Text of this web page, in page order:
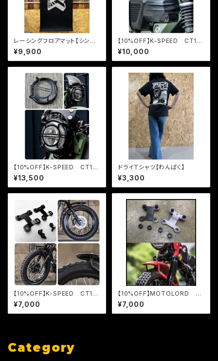
レーシングフロアマット【シンプ
ル】
¥9,900
【10%OFF】K-SPEED CT125
用エアフィルターカバー
¥10,000
【10%OFF】K-SPEED CT125
用ヘッドライトカバー
¥13,500
ドライTシャツ【わんぱく】
¥3,300
【10%OFF】K-SPEED CT125
用フロントフェンダーアップ
¥7,000
【10%OFF】MOTOLORD C
T125用フロントフェンダーアッ
プ
¥7,000
Category